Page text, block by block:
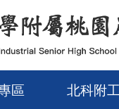
區 北科附